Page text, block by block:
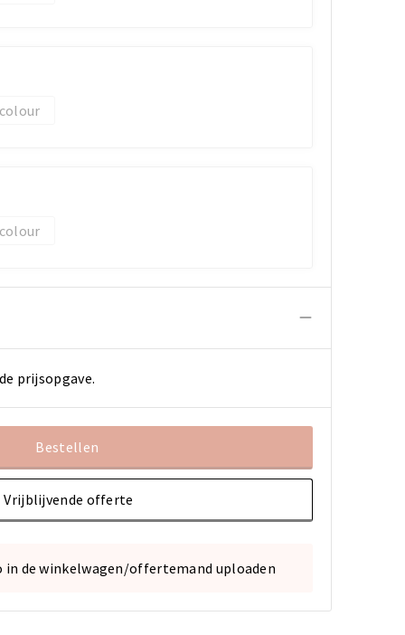
prijsopgave.
Bestellen
Vrijblijvende offerte
in de winkelwagen/offertemand uploaden